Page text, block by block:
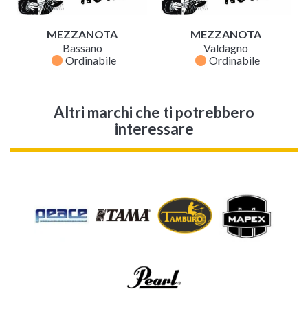
MEZZANOTA
Bassano
fiber_manual_record Ordinabile
MEZZANOTA
Valdagno
fiber_manual_record Ordinabile
Altri marchi che ti potrebbero
interessare